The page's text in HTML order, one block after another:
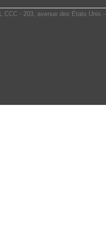
CCC - 203, avenue des États Unis